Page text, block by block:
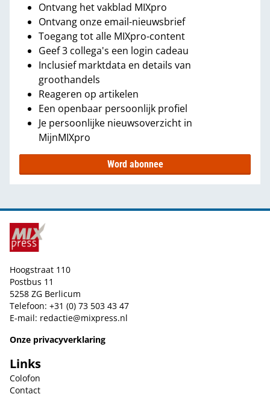
Ontvang het vakblad MIXpro
Ontvang onze email-nieuwsbrief
Toegang tot alle MIXpro-content
Geef 3 collega's een login cadeau
Inclusief marktdata en details van
groothandels
Reageren op artikelen
Een openbaar persoonlijk profiel
Je persoonlijke nieuwsoverzicht in
MijnMIXpro
Word abonnee
Hoogstraat 110
Postbus 11
5258 ZG Berlicum
Telefoon: +31 (0) 73 503 43 47
E-mail: redactie@mixpress.nl
Onze privacyverklaring
Links
Colofon
Contact